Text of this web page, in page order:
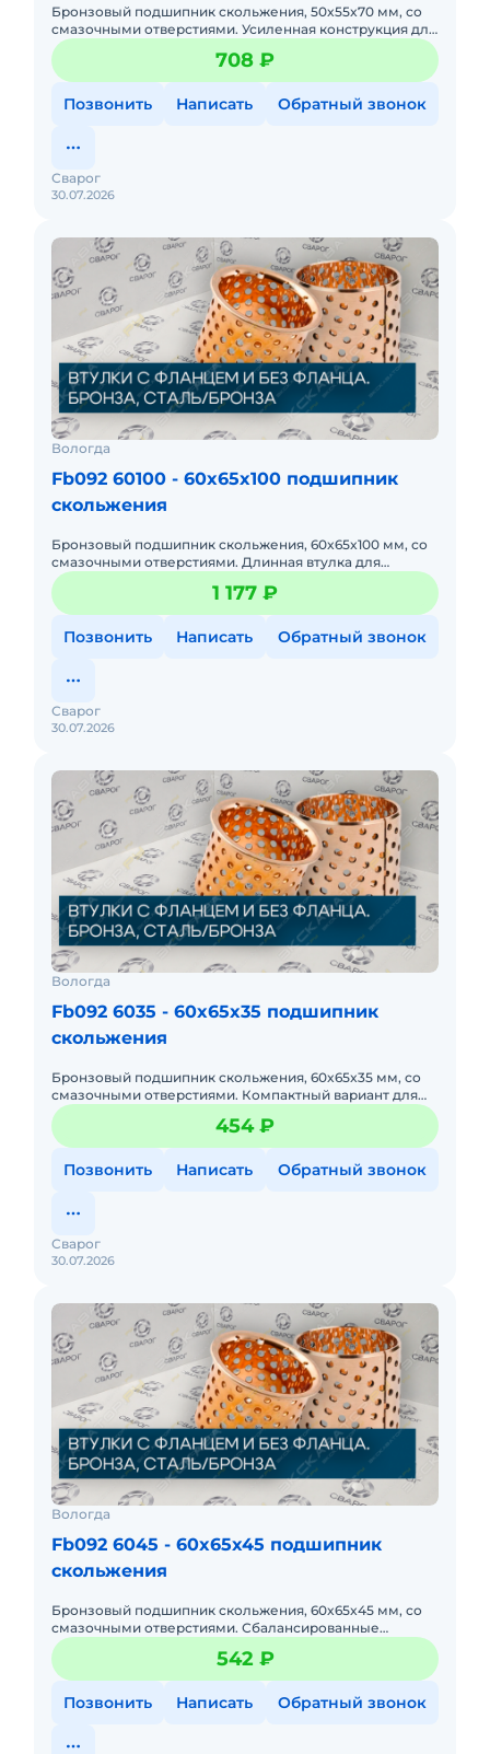
Бронзовый подшипник скольжения, 50x55x70 мм, со
смазочными отверстиями. Усиленная конструкция для
узлов с большой амплитудой качения. Идеален для
тракторной тех
708 ₽
Позвонить Написать Обратный звонок
30.07.2026
Сварог
Вологда
Fb092 60100 - 60x65x100 подшипник
скольжения
Бронзовый подшипник скольжения, 60x65x100 мм, со
смазочными отверстиями. Длинная втулка для
гидроцилиндров. Отличное направление вала,
снижает боковой износ.1 177 ₽
Позвонить Написать Обратный звонок
30.07.2026
Сварог
Вологда
Fb092 6035 - 60x65x35 подшипник
скольжения
Бронзовый подшипник скольжения, 60x65x35 мм, со
смазочными отверстиями. Компактный вариант для
средних нагрузок. Легко запрессовывается.
454 ₽
Позвонить Написать Обратный звонок
30.07.2026
Сварог
Вологда
Fb092 6045 - 60x65x45 подшипник
скольжения
Бронзовый подшипник скольжения, 60x65x45 мм, со
смазочными отверстиями. Сбалансированные
размеры для узлов экскаваторов и погрузчиков.
542 ₽
Позвонить Написать Обратный звонок